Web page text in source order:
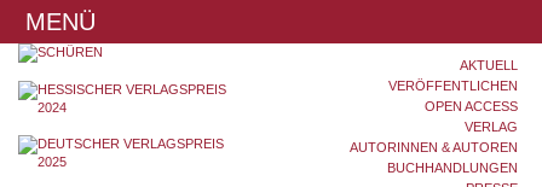
MENÜ
AKTUELL
VERÖFFENTLICHEN
OPEN ACCESS
VERLAG
AUTORINNEN & AUTOREN
BUCHHANDLUNGEN